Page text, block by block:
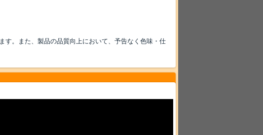
す。また、製品の品質向上において、予告なく色味・仕